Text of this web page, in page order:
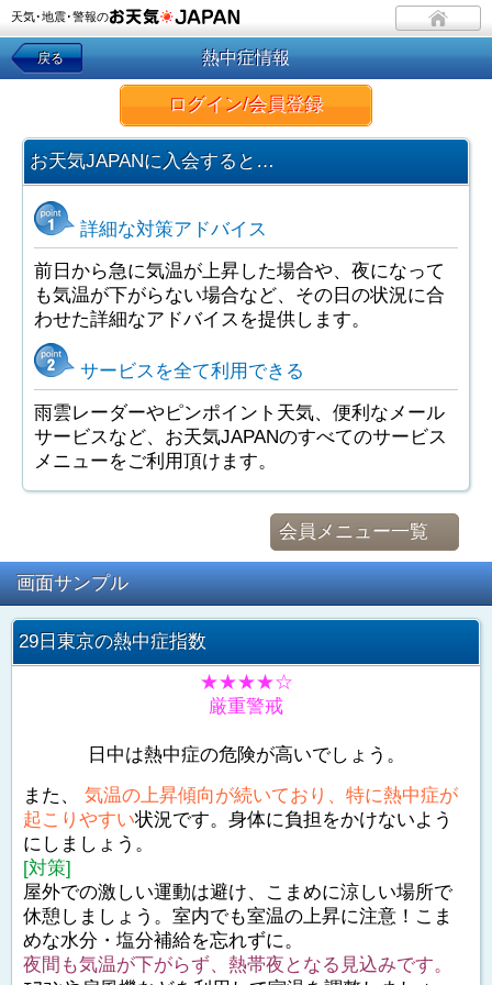
天気･地震･警報の
戻る 熱中症情報
ログイン/会員登録
お天気JAPANに入会すると…
詳細な対策アドバイス
前日から急に気温が上昇した場合や、夜になって
も気温が下がらない場合など、その日の状況に合
わせた詳細なアドバイスを提供します。
サービスを全て利用できる
雨雲レーダーやピンポイント天気、便利なメール
サービスなど、お天気JAPANのすべてのサービス
メニューをご利用頂けます。
会員メニュー一覧
画面サンプル
29日東京の熱中症指数
★★★★☆
厳重警戒
日中は熱中症の危険が高いでしょう。
また、 気温の上昇傾向が続いており、特に熱中症が
起こりやすい状況です。身体に負担をかけないよう
にしましょう。
[対策]
屋外での激しい運動は避け、こまめに涼しい場所で
休憩しましょう。室内でも室温の上昇に注意！こま
めな水分・塩分補給を忘れずに。
夜間も気温が下がらず、熱帯夜となる見込みです。